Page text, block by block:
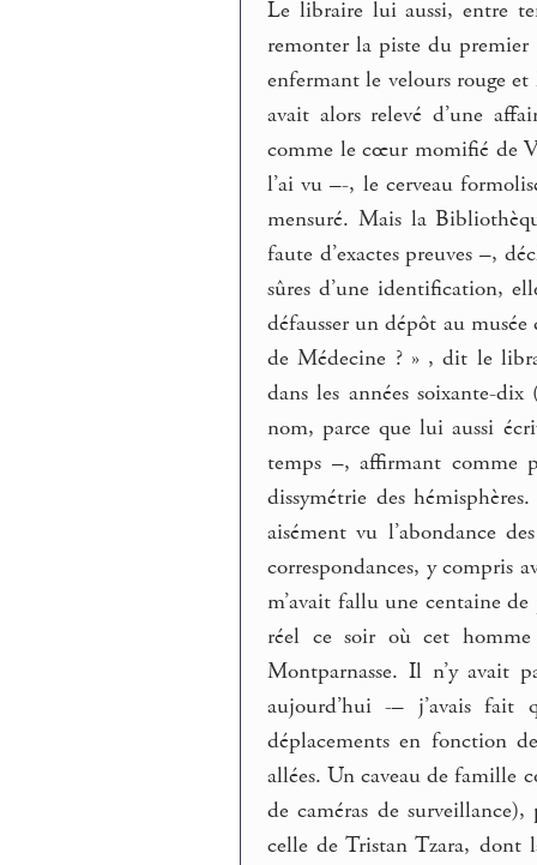
Le libraire lui aussi, entre
remonter la piste du premier
enfermant le velours rouge et
avait alors relevé d’une
comme le cœur momifié de
l’ai vu –-, le cerveau
mensuré. Mais la
faute d’exactes preuves –,
sûres d’une identification,
défausser un dépôt au
de Médecine ? » , dit le
dans les années soixante-
nom, parce que lui aussi
temps –, affirmant comme
dissymétrie des
aisément vu l’abondance
correspondances, y compris
m’avait fallu une centaine
réel ce soir où cet
Montparnasse. Il n’y avait
aujourd’hui -– j’avais fait
déplacements en fonction
allées. Un caveau de famille
de caméras de
celle de Tristan Tzara, dont